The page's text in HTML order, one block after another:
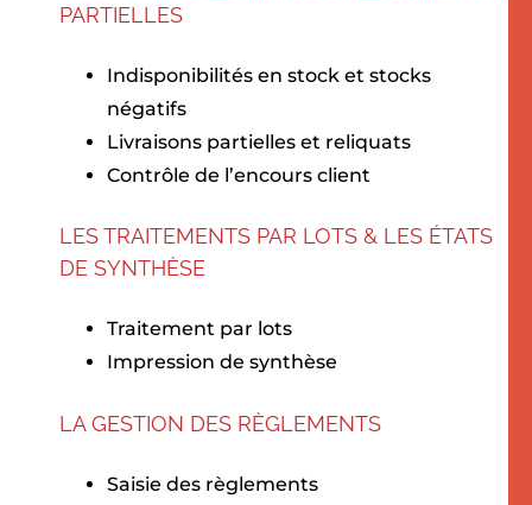
PARTIELLES
Indisponibilités en stock et stocks
négatifs
Livraisons partielles et reliquats
Contrôle de l’encours client
LES TRAITEMENTS PAR LOTS & LES ÉTATS
DE SYNTHÈSE
Traitement par lots
Impression de synthèse
LA GESTION DES RÈGLEMENTS
Saisie des règlements